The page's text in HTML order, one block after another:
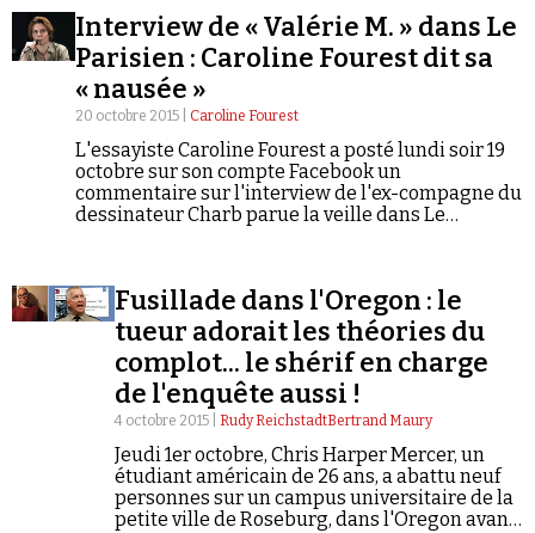
Interview de « Valérie M. » dans Le
Parisien : Caroline Fourest dit sa
« nausée »
20 octobre 2015 | Caroline Fourest
L'essayiste Caroline Fourest a posté lundi soir 19
octobre sur son compte Facebook un
commentaire sur l'interview de l'ex-compagne du
dessinateur Charb parue la veille dans Le
de l'« étalage de faits tronqués, sortis de leur
contexte et sans liens entre eux ».
Fusillade dans l'Oregon : le
tueur adorait les théories du
complot... le shérif en charge
de l'enquête aussi !
4 octobre 2015 | Rudy ReichstadtBertrand Maury
Jeudi 1er octobre, Chris Harper Mercer, un
étudiant américain de 26 ans, a abattu neuf
personnes sur un campus universitaire de la
petite ville de Roseburg, dans l'Oregon avant